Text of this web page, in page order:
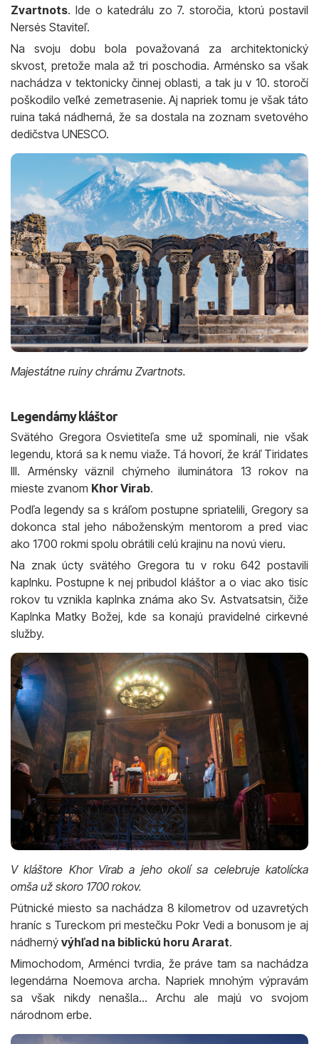
Zvartnots. Ide o katedrálu zo 7. storočia, ktorú postavil
Nersés Staviteľ.
Na svoju dobu bola považovaná za architektonický
skvost, pretože mala až tri poschodia. Arménsko sa však
nachádza v tektonicky činnej oblasti, a tak ju v 10. storočí
poškodilo veľké zemetrasenie. Aj napriek tomu je však táto
ruina taká nádherná, že sa dostala na zoznam svetového
dedičstva UNESCO.
Majestátne ruiny chrámu Zvartnots.
Legendárny kláštor
Svätého Gregora Osvietiteľa sme už spomínali, nie však
legendu, ktorá sa k nemu viaže. Tá hovorí, že kráľ Tiridates
III. Arménsky väznil chýrneho iluminátora 13 rokov na
mieste zvanom Khor Virab.
Podľa legendy sa s kráľom postupne spriatelili, Gregory sa
dokonca stal jeho náboženským mentorom a pred viac
ako 1700 rokmi spolu obrátili celú krajinu na novú vieru.
Na znak úcty svätého Gregora tu v roku 642 postavili
kaplnku. Postupne k nej pribudol kláštor a o viac ako tisíc
rokov tu vznikla kaplnka známa ako Sv. Astvatsatsin, čiže
Kaplnka Matky Božej, kde sa konajú pravidelné cirkevné
služby.
V kláštore Khor Virab a jeho okolí sa celebruje katolícka
omša už skoro 1700 rokov.
Pútnické miesto sa nachádza 8 kilometrov od uzavretých
hraníc s Tureckom pri mestečku Pokr Vedi a bonusom je aj
nádherný výhľad na biblickú horu Ararat.
Mimochodom, Arménci tvrdia, že práve tam sa nachádza
legendárna Noemova archa. Napriek mnohým výpravám
sa však nikdy nenašla… Archu ale majú vo svojom
národnom erbe.